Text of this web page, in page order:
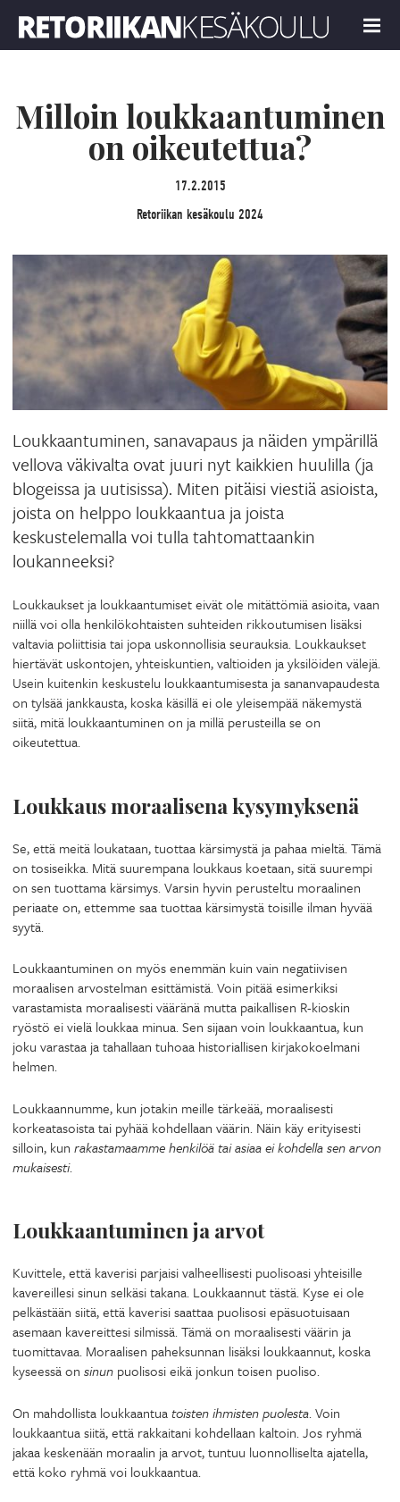
MENU
Milloin loukkaantuminen
on oikeutettua?
17.2.2015
Retoriikan kesäkoulu 2024
Loukkaantuminen, sanavapaus ja näiden ympärillä
vellova väkivalta ovat juuri nyt kaikkien huulilla (ja
blogeissa ja uutisissa). Miten pitäisi viestiä asioista,
joista on helppo loukkaantua ja joista
keskustelemalla voi tulla tahtomattaankin
loukanneeksi?
Loukkaukset ja loukkaantumiset eivät ole mitättömiä asioita, vaan
niillä voi olla henkilökohtaisten suhteiden rikkoutumisen lisäksi
valtavia poliittisia tai jopa uskonnollisia seurauksia. Loukkaukset
hiertävät uskontojen, yhteiskuntien, valtioiden ja yksilöiden välejä.
Usein kuitenkin keskustelu loukkaantumisesta ja sananvapaudesta
on tylsää jankkausta, koska käsillä ei ole yleisempää näkemystä
siitä, mitä loukkaantuminen on ja millä perusteilla se on
oikeutettua.
Loukkaus moraalisena kysymyksenä
Se, että meitä loukataan, tuottaa kärsimystä ja pahaa mieltä. Tämä
on tosiseikka. Mitä suurempana loukkaus koetaan, sitä suurempi
on sen tuottama kärsimys. Varsin hyvin perusteltu moraalinen
periaate on, ettemme saa tuottaa kärsimystä toisille ilman hyvää
syytä.
Loukkaantuminen on myös enemmän kuin vain negatiivisen
moraalisen arvostelman esittämistä. Voin pitää esimerkiksi
varastamista moraalisesti vääränä mutta paikallisen R-kioskin
ryöstö ei vielä loukkaa minua. Sen sijaan voin loukkaantua, kun
joku varastaa ja tahallaan tuhoaa historiallisen kirjakokoelmani
helmen.
Loukkaannumme, kun jotakin meille tärkeää, moraalisesti
korkeatasoista tai pyhää kohdellaan väärin. Näin käy erityisesti
silloin, kun rakastamaamme henkilöä tai asiaa ei kohdella sen arvon
mukaisesti.
Loukkaantuminen ja arvot
Kuvittele, että kaverisi parjaisi valheellisesti puolisoasi yhteisille
kavereillesi sinun selkäsi takana. Loukkaannut tästä. Kyse ei ole
pelkästään siitä, että kaverisi saattaa puolisosi epäsuotuisaan
asemaan kavereittesi silmissä. Tämä on moraalisesti väärin ja
tuomittavaa. Moraalisen paheksunnan lisäksi loukkaannut, koska
kyseessä on sinun puolisosi eikä jonkun toisen puoliso.
On mahdollista loukkaantuatoisten ihmisten puolesta. Voin
loukkaantua siitä, että rakkaitani kohdellaan kaltoin. Jos ryhmä
jakaa keskenään moraalin ja arvot, tuntuu luonnolliselta ajatella,
että koko ryhmä voi loukkaantua.